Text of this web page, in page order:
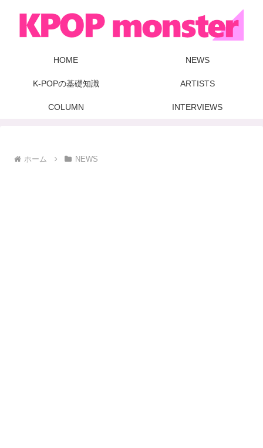
HOME NEWS
K-POPの基礎知識 ARTISTS
COLUMN INTERVIEWS
ホーム NEWS